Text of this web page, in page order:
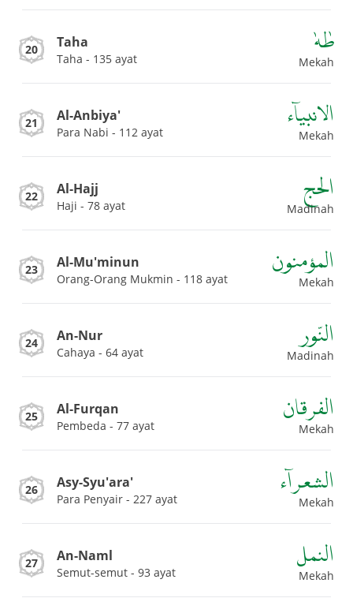
20 Taha
Taha - 135 ayat
طٰهٰ
Mekah
21 Al-Anbiya'
Para Nabi - 112 ayat
الانبياۤء
Mekah
22 Al-Hajj
Haji - 78 ayat
الحج
Madinah
23 Al-Mu'minun
Orang-Orang Mukmin - 118 ayat
المؤمنون
Mekah
24 An-Nur
Cahaya - 64 ayat
النّور
Madinah
25 Al-Furqan
Pembeda - 77 ayat
الفرقان
Mekah
26 Asy-Syu'ara'
Para Penyair - 227 ayat
الشعراۤء
Mekah
27 An-Naml
Semut-semut - 93 ayat
النمل
Mekah